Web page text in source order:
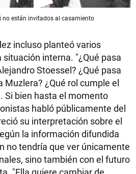
no están invitados al casamiento
incluso planteó varios
interna. "¿Qué pasa
Stoessel? ¿Qué pasa
¿Qué rol cumple el
Si bien hasta el momento
habló públicamente del
su interpretación sobre el
la información difundida
no tendría que ver únicamente
sino también con el futuro